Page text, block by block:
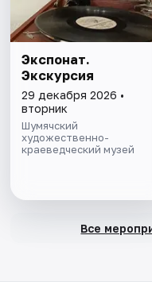
Экспонат.
Экскурсия
29 декабря 2026 •
вторник
Шумячский
художественно-
краеведческий музей
Все